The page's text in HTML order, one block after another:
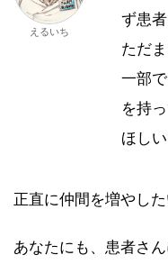
えるいち
ず患
ただ
一部
を持
ほしい
正直に仲間を増やし
あなたにも、患者さ